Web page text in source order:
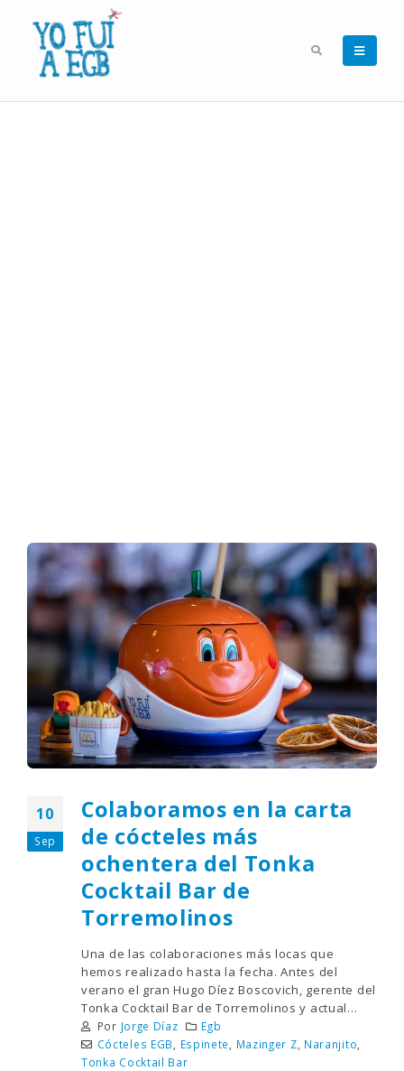
10
Sep
Colaboramos en la carta
de cócteles más
ochentera del Tonka
Cocktail Bar de
Torremolinos
Una de las colaboraciones más locas que
hemos realizado hasta la fecha. Antes del
verano el gran Hugo Díez Boscovich, gerente del
Tonka Cocktail Bar de Torremolinos y actual...
Por Jorge Díaz
Egb
Cócteles EGB
Espinete Mazinger Z Naranjito
Tonka Cocktail Bar